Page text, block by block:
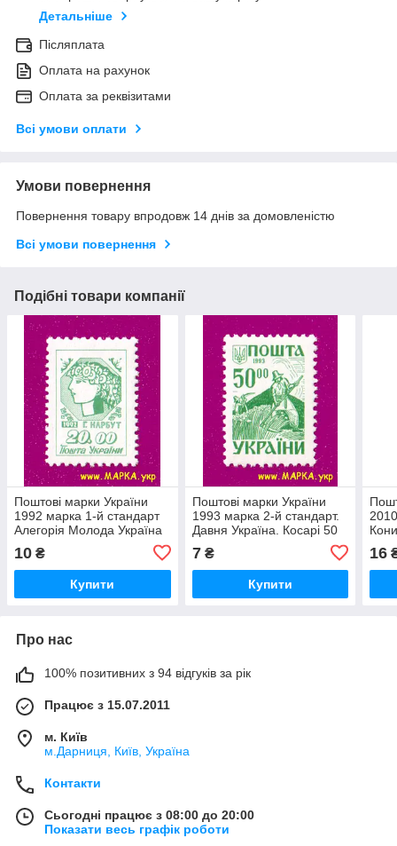
Детальніше
Післяплата
Оплата на рахунок
Оплата за реквізитами
Всі умови оплати
Умови повернення
Повернення товару впродовж 14 днів за домовленістю
Всі умови повернення
Подібні товари компанії
Поштові марки України
1992 марка 1-й стандарт
Алегорія Молода Україна
10 ₴
Купити
Поштові марки України
1993 марка 2-й стандарт.
Давня Україна. Косарі 50
7₴
Купити
16
Про нас
100% позитивних з 94 відгуків за рік
Працює з 15.07.2011
м. Київ
м.Дарниця, Київ, Україна
Контакти
Сьогодні працює з 08:00 до 20:00
Показати весь графік роботи